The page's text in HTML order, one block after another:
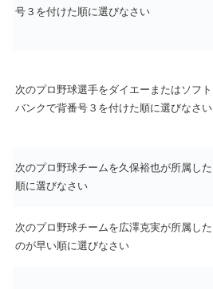
号３を付けた順に選びなさい
次のプロ野球選手をダイエーまたはソフト
バンクで背番号３を付けた順に選びなさい
次のプロ野球チームを久保裕也が所属した
順に選びなさい
次のプロ野球チームを広澤克実が所属した
のが早い順に選びなさい